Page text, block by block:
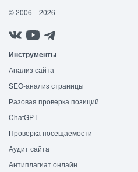
© 2006—2026
Инструменты
Анализ сайта
SEO-анализ страницы
Разовая проверка позиций
ChatGPT
Проверка посещаемости
Аудит сайта
Антиплагиат онлайн